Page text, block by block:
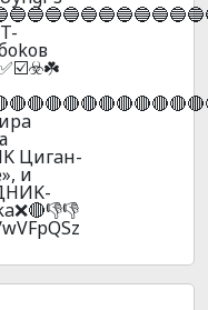
Цигaн-
и